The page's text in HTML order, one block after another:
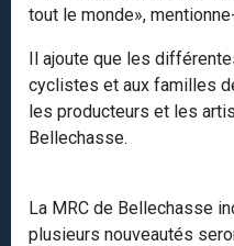
tout le monde»,
Il ajoute que les
cyclistes et aux familles
les producteurs et les
Bellechasse.
La MRC de Bellechasse
plusieurs nouveautés